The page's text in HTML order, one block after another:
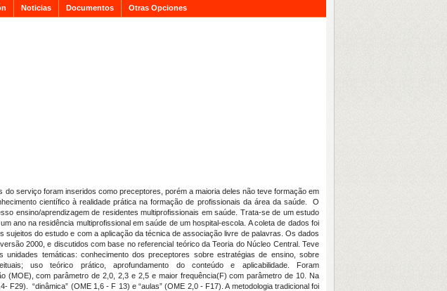
Noticias Documentos Otras Opciones
serviço foram inseridos como preceptores, porém a maioria deles não teve formação em
científico à realidade prática na formação de profissionais da área da saúde. O
ensino/aprendizagem de residentes multiprofissionais em saúde. Trata-se de um estudo
ano na residência multiprofissional em saúde de um hospital-escola. A coleta de dados foi
do estudo e com a aplicação da técnica de associação livre de palavras. Os dados
2000, e discutidos com base no referencial teórico da Teoria do Núcleo Central. Teve
temáticas: conhecimento dos preceptores sobre estratégias de ensino, sobre
uso teórico prático, aprofundamento do conteúdo e aplicabilidade. Foram
(MOE), com parâmetro de 2,0, 2,3 e 2,5 e maior frequência(F) com parâmetro de 10. Na
“dinâmica” (OME 1,6 - F 13) e “aulas” (OME 2,0 - F17). A metodologia tradicional foi